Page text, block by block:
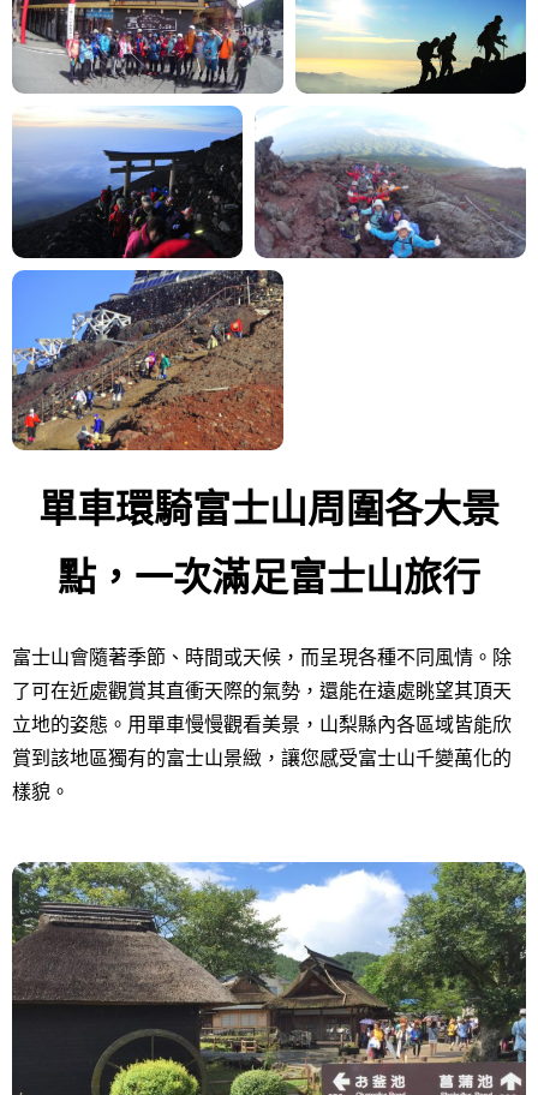
單車環騎富士山周圍各大景
點，一次滿足富士山旅行
富士山會隨著季節、時間或天候，而呈現各種不同風情。除
了可在近處觀賞其直衝天際的氣勢，還能在遠處眺望其頂天
立地的姿態。用單車慢慢觀看美景， 山梨縣內各區域皆能欣
賞到該地區獨有的富士山景緻，讓您感受富士山千變萬化的
樣貌。